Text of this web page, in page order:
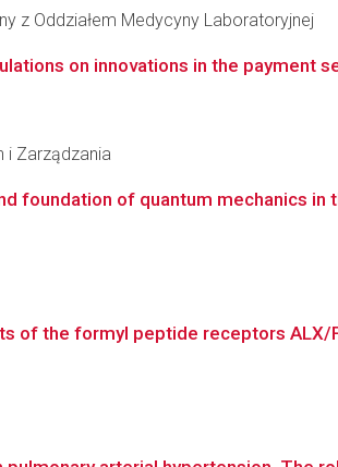
z Oddziałem Medycyny Laboratoryjnej
on innovations in the payment
i Zarządzania
foundation of quantum mechanics in
of the formyl peptide receptors ALX/